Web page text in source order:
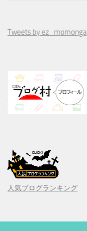
Tweets by ez_momonga
人気ブログランキング